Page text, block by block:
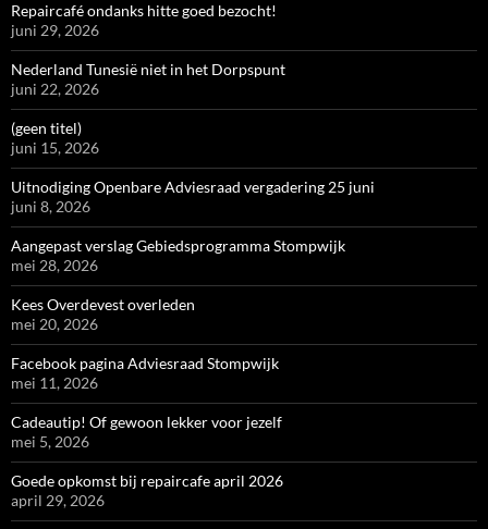
Repaircafé ondanks hitte goed bezocht!
juni 29, 2026
Nederland Tunesië niet in het Dorpspunt
juni 22, 2026
(geen titel)
juni 15, 2026
Uitnodiging Openbare Adviesraad vergadering 25 juni
juni 8, 2026
Aangepast verslag Gebiedsprogramma Stompwijk
mei 28, 2026
Kees Overdevest overleden
mei 20, 2026
Facebook pagina Adviesraad Stompwijk
mei 11, 2026
Cadeautip! Of gewoon lekker voor jezelf
mei 5, 2026
Goede opkomst bij repaircafe april 2026
april 29, 2026